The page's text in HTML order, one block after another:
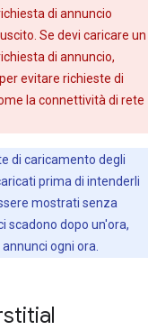
di annuncio
Se devi caricare un
di annuncio,
evitare richieste di
la connettività di rete
di caricamento degli
prima di intenderli
mostrati senza
scadono dopo un'ora,
ogni ora.